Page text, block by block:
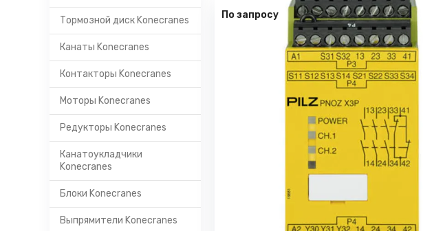
Тормозной диск Konecranes
Канаты Konecranes
Контакторы Konecranes
Моторы Konecranes
Редукторы Konecranes
Канатоукладчики
Konecranes
Блоки Konecranes
Выпрямители Konecranes
По запросу